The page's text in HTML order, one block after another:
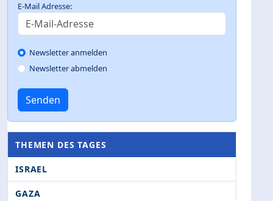
E-Mail Adresse:
Newsletter anmelden
Newsletter abmelden
Senden
THEMEN DES TAGES
ISRAEL
GAZA